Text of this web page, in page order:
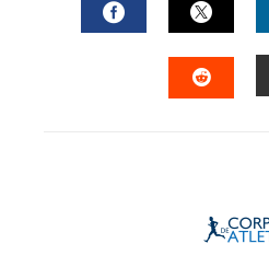
FACEBOOK